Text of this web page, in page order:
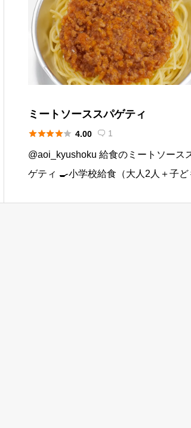
ミートソーススパゲティ
 4.00  1
@aoi_kyushoku 給食のミートソース
ゲティ 🍳小学校給食（大人2人＋子ど